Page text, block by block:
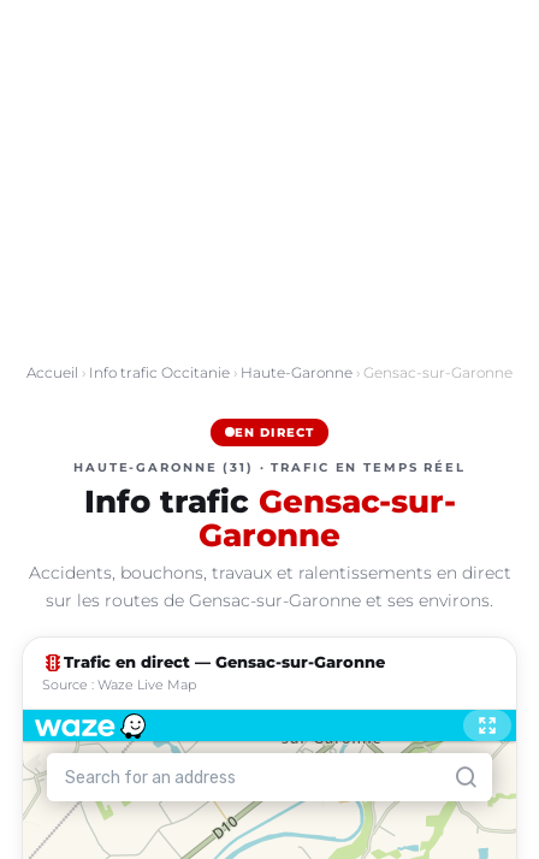
Accueil › Info trafic Occitanie › Haute-Garonne › Gensac-sur-Garonne
EN DIRECT
HAUTE-GARONNE (31) · TRAFIC EN TEMPS RÉEL
Info trafic Gensac-sur-
Garonne
Accidents, bouchons, travaux et ralentissements en direct
sur les routes de Gensac-sur-Garonne et ses environs.
traffic Trafic en direct — Gensac-sur-Garonne
Source : Waze Live Map